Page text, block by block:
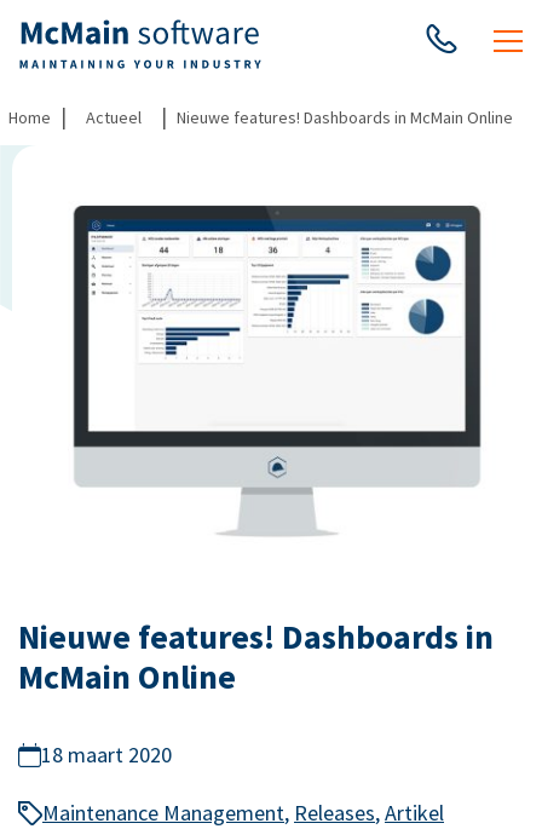
Home | Actueel | Nieuwe features! Dashboards in McMain Online
Nieuwe features! Dashboards in
McMain Online
18 maart 2020
Maintenance Management, Releases,Artikel